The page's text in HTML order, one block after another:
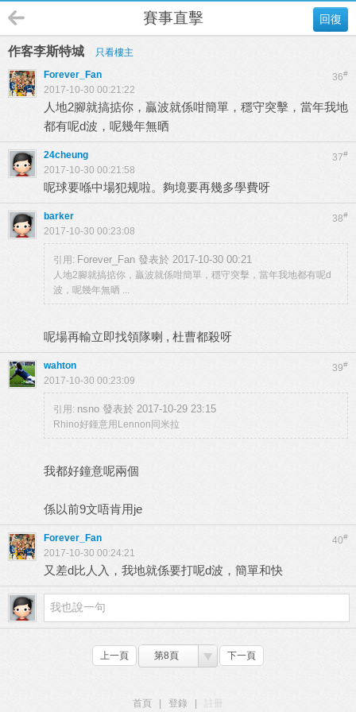
回復
賽事直擊
作客李斯特城 只看樓主
36#
Forever_Fan
2017-10-30 00:21:22
人地2腳就搞掂你，贏波就係咁簡單，穩守突擊，當年我地
都有呢d波，呢幾年無晒
37#
24cheung
2017-10-30 00:21:58
呢球要喺中場犯规啦。夠境要再幾多學費呀
38#
barker
2017-10-30 00:23:08
引用: Forever_Fan 發表於 2017-10-30 00:21
人地2腳就搞掂你，贏波就係咁簡單，穩守突擊，當年我地都有呢d
波，呢幾年無晒 ...
呢場再輸立即找領隊喇 , 杜曹都殺呀
39#
wahton
2017-10-30 00:23:09
引用: nsno 發表於 2017-10-29 23:15
Rhino好鍾意用Lennon同米拉
我都好鐘意呢兩個
係以前9文唔肯用je
40#
Forever_Fan
2017-10-30 00:24:21
又差d比人入，我地就係要打呢d波，簡單和快
上一頁 第8頁 下一頁
首頁 登錄